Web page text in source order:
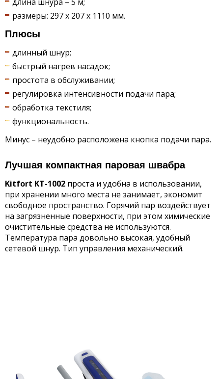
размеры: 297 x 207 х 1110 мм.
Плюсы
длинный шнур;
быстрый нагрев насадок;
простота в обслуживании;
регулировка интенсивности подачи пара;
обработка текстиля;
функциональность.
Минус – неудобно расположена кнопка подачи пара.
Лучшая компактная паровая швабра
Kitfort KT-1002 проста и удобна в использовании,
при хранении много места не занимает, экономит
свободное пространство. Горячий пар воздействует
на загрязненные поверхности, при этом химические
очистительные средства не используются.
Температура пара довольно высокая, удобный
сетевой шнур. Тип управления механический.